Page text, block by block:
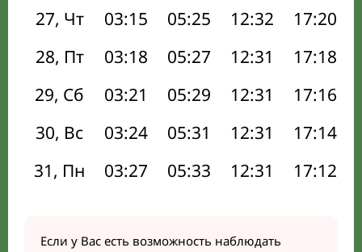
27, Чт
03:15 05:25 12:32 17:20
28, Пт
03:18 05:27 12:31 17:18
29, Сб
03:21 05:29 12:31 17:16
30, Вс
03:24 05:31 12:31 17:14
31, Пн
03:27 05:33 12:31 17:12
Если у Вас есть возможность наблюдать